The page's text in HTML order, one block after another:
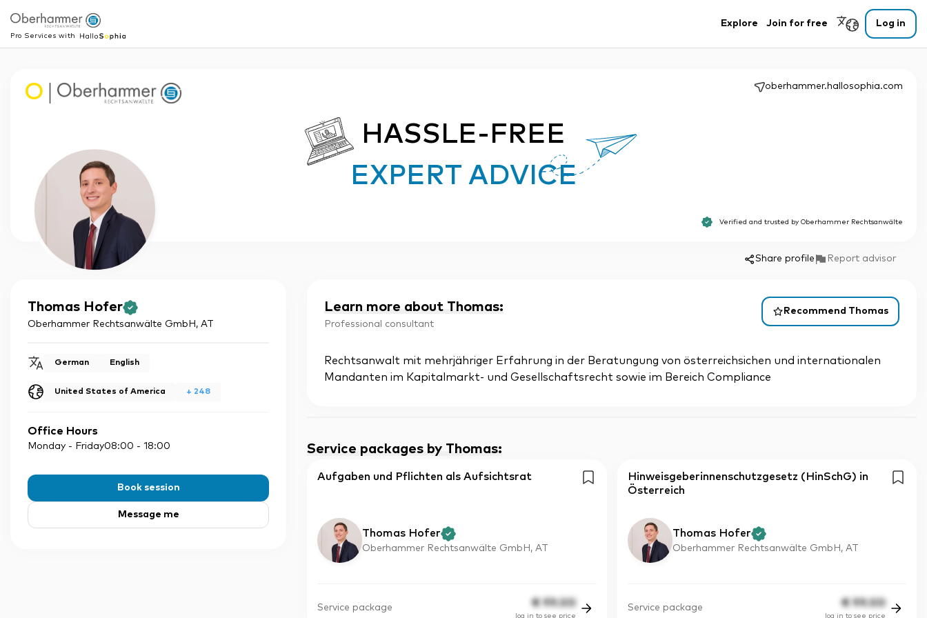
Pro Services with
Explore Join for free Log in
oberhammer.hallosophia.com
Share profile Report advisor
O
HASSLE-FREE
EXPERT ADVICE
Verified and trusted by Oberhammer Rechtsanwälte
Thomas Hofer
Oberhammer Rechtsanwälte GmbH , AT
German English
United States of America + 248
Office Hours
Monday - Friday08:00 - 18:00
Book session
Message me
Learn more about Thomas:
Professional consultant
Recommend Thomas
Rechtsanwalt mit mehrjähriger Erfahrung in der Beratungung von österreichsichen und internationalen
Mandanten im Kapitalmarkt- und Gesellschaftsrecht sowie im Bereich Compliance
Service packages by Thomas:
Aufgaben und Pflichten als Aufsichtsrat
Thomas Hofer
Oberhammer Rechtsanwälte GmbH, AT
Service package € 99.00
log in to see price
Hinweisgeberinnenschutzgesetz (HinSchG) in
Österreich
Thomas Hofer
Oberhammer Rechtsanwälte GmbH, AT
Service package € 99.00
log in to see price